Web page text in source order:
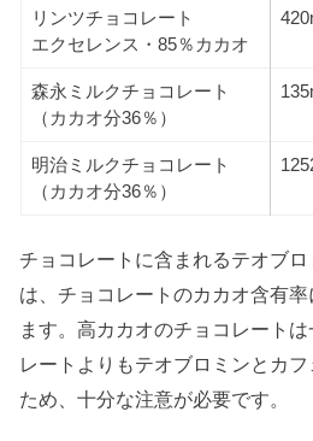
リンツチョコレート
エクセレンス・85％カカオ
森永ミルクチョコレート
（カカオ分36％）
明治ミルクチョコレート
（カカオ分36％）
チョコレートに含まれるテオブ
は、チョコレートのカカオ含有
ます。高カカオのチョコレート
レートよりもテオブロミンとカ
ため、十分な注意が必要です。